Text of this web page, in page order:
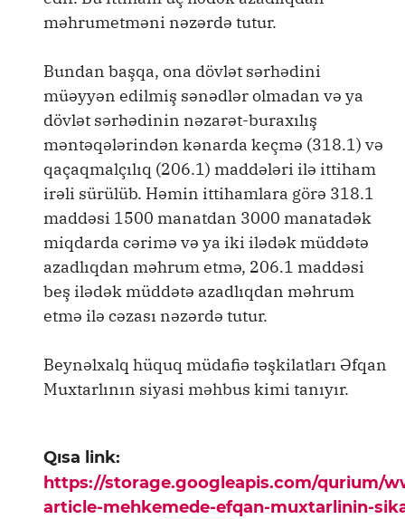
məhrumetməni nəzərdə tutur.
Bundan başqa, ona dövlət sərhədini
müəyyən edilmiş sənədlər olmadan və ya
dövlət sərhədinin nəzarət-buraxılış
məntəqələrindən kənarda keçmə (318.1) və
qaçaqmalçılıq (206.1) maddələri ilə ittiham
irəli sürülüb. Həmin ittihamlara görə 318.1
maddəsi 1500 manatdan 3000 manatadək
miqdarda cərimə və ya iki ilədək müddətə
azadlıqdan məhrum etmə, 206.1 maddəsi
beş ilədək müddətə azadlıqdan məhrum
etmə ilə cəzası nəzərdə tutur.
Beynəlxalq hüquq müdafiə təşkilatları Əfqan
Muxtarlının siyasi məhbus kimi tanıyır.
Qısa link:
https://storage.googleapis.com/qurium/
article-mehkemede-efqan-muxtarlinin-